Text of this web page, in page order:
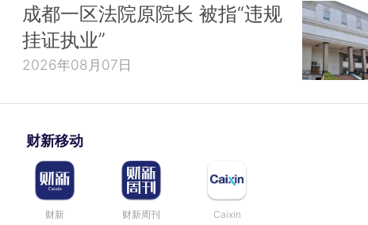
成都一区法院原院长 被指“违规
挂证执业”
2026年08月07日
财新移动
财新 财新周刊 Caixin